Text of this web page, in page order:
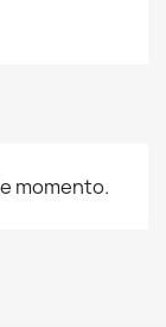
momento.